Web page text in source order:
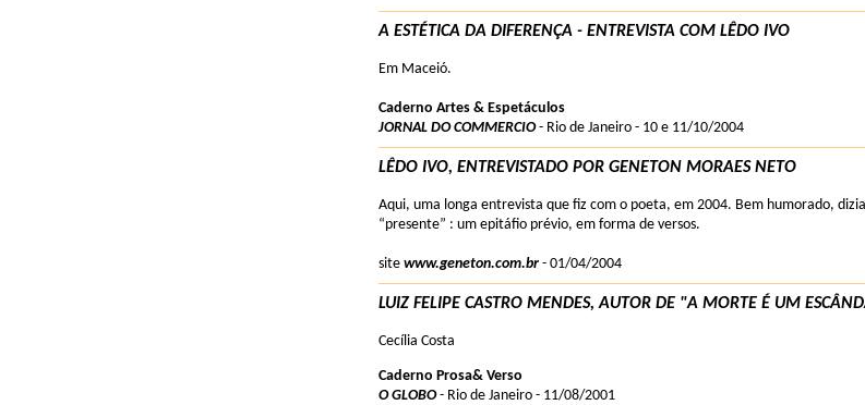
A ESTÉTICA DA DIFERENÇA - ENTREVISTA COM LÊDO IVO
Em Maceió.
Caderno Artes & Espetáculos
JORNAL DO COMMERCIO- Rio de Janeiro - 10 e 11/10/2004
LÊDO IVO, ENTREVISTADO POR GENETON MORAES NETO
Aqui, uma longa entrevista que fiz com o poeta, em 2004. Bem humorado,
“presente” : um epitáfio prévio, em forma de versos.
site www.geneton.com.br - 01/04/2004
LUIZ FELIPE CASTRO MENDES, AUTOR DE "A MORTE É UM
Cecília Costa
Caderno Prosa& Verso
O GLOBO- Rio de Janeiro - 11/08/2001